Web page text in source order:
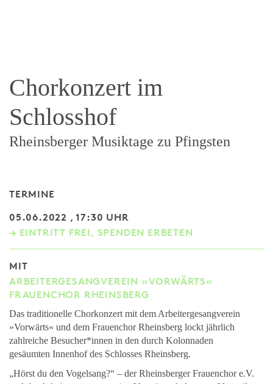
Chorkonzert im
Schlosshof
Rheinsberger Musiktage zu Pfingsten
TERMINE
05.06.2022 , 17:30 UHR
→ EINTRITT FREI, SPENDEN ERBETEN
MIT
ARBEITERGESANGVEREIN »VORWÄRTS«
FRAUENCHOR RHEINSBERG
Das traditionelle Chorkonzert mit dem Arbeitergesangverein
»Vorwärts« und dem Frauenchor Rheinsberg lockt jährlich
zahlreiche Besucher*innen in den durch Kolonnaden
gesäumten Innenhof des Schlosses Rheinsberg.
„Hörst du den Vogelsang?“ – der Rheinsberger Frauenchor e.V.